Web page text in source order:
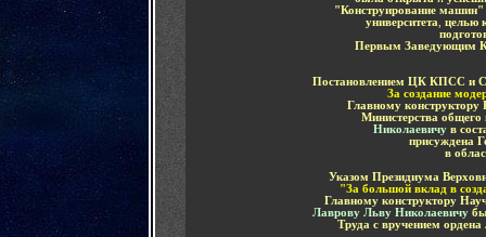
"Конструирование машин"
университета
целью
Первым Заведующим
Постановлением ЦК КПСС и
За создание
Главному конструктору
Министерства
Николаевичу в
присуждена
в
Указом Президиума
"За большой вклад в
Главному конструктору
Лаврову Льву Николаевичу
Труда с вручением